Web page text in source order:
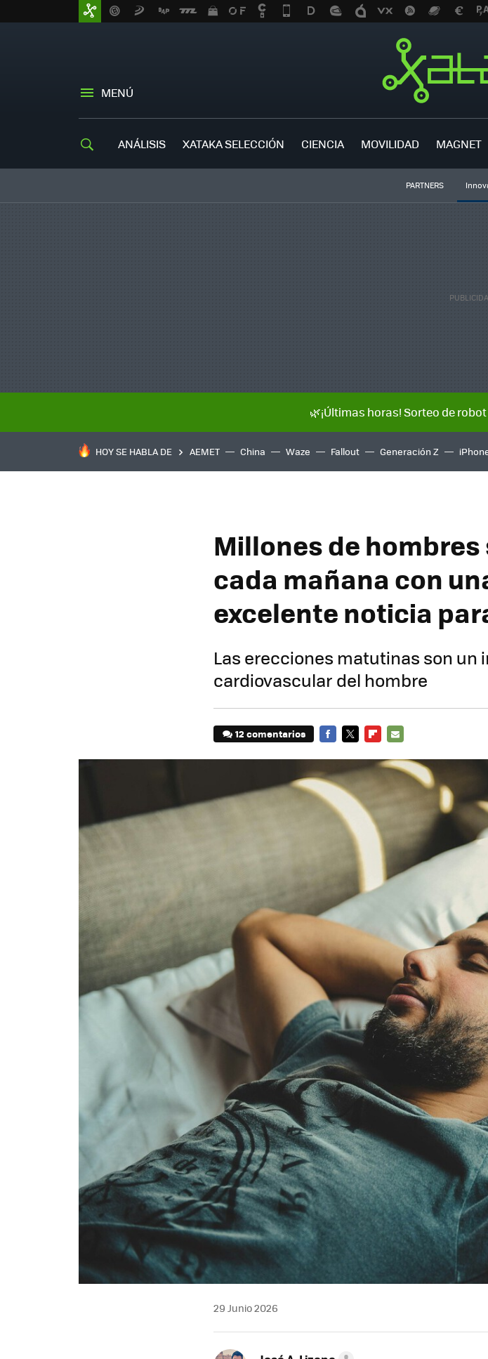
MENÚ
ANÁLISIS XATAKA SELECCIÓN CIENCIA MOVILIDAD MAGNET
PARTNERS
🌿¡Últimas horas! Sorteo de
HOY SE HABLA DE AEMET China Waze Fallout Generación Z
Millones de
cada mañana con
excelente noticia
Las erecciones matutinas son un
cardiovascular del hombre
12 comentarios
MAIL
29 Junio 2026